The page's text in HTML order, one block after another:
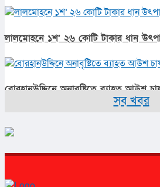
লালমোহনে ১শ’ ২৬ কোটি টাকার ধান
বোরহানউদ্দিনে অনাবৃষ্টিতে ব্যাহত আউশ
সব খবর